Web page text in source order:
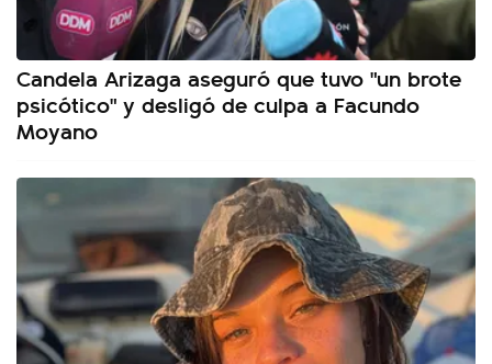
Candela Arizaga aseguró que tuvo "un brote
psicótico" y desligó de culpa a Facundo
Moyano